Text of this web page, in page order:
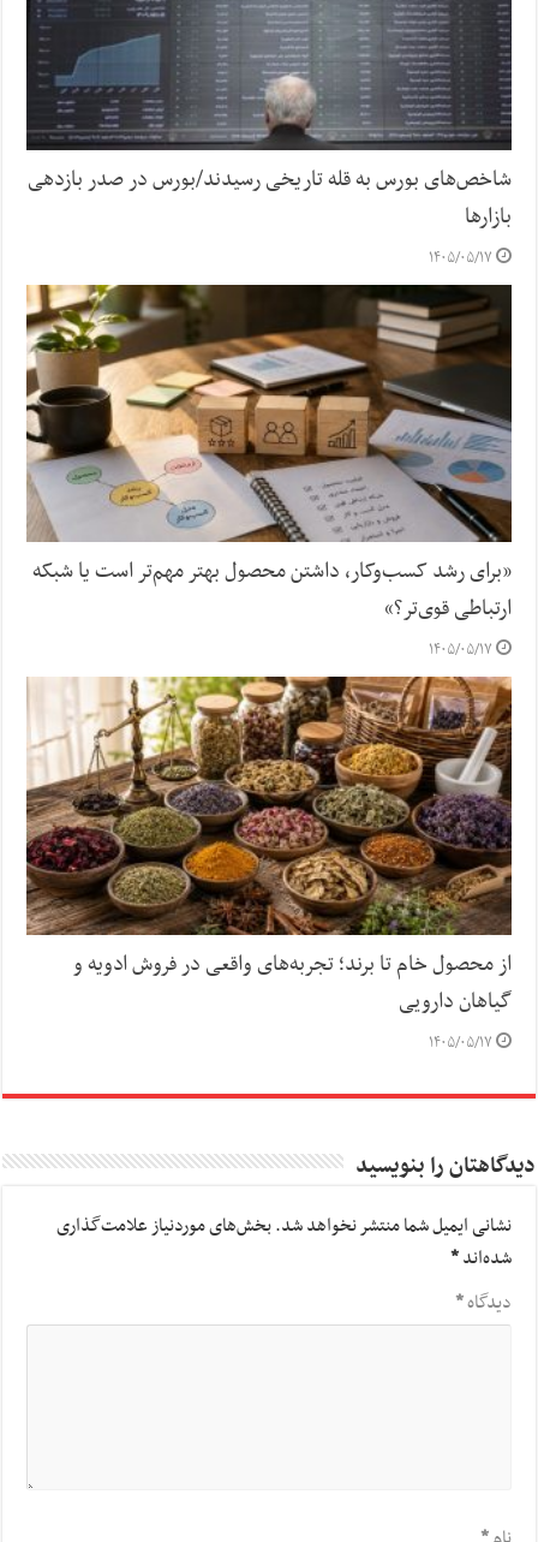
شاخص‌های بورس به قله تاریخی رسیدند/بورس در صدر بازدهی
بازارها
۱۴۰۵/۰۵/۱۷
«برای رشد کسب‌وکار، داشتن محصول بهتر مهم‌تر است یا شبکه
ارتباطی قوی‌تر؟»
۱۴۰۵/۰۵/۱۷
از محصول خام تا برند؛ تجربه‌های واقعی در فروش ادویه و
گیاهان دارویی
۱۴۰۵/۰۵/۱۷
دیدگاهتان را بنویسید
نشانی ایمیل شما منتشر نخواهد شد.بخش‌های موردنیاز علامت‌گذاری
شده‌اند*
دیدگاه*